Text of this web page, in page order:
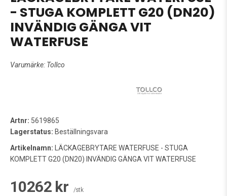
- STUGA KOMPLETT G20 (DN20)
INVÄNDIG GÄNGA VIT
WATERFUSE
Varumärke: Tollco
Artnr: 5619865
Lagerstatus: Beställningsvara
Artikelnamn: LÄCKAGEBRYTARE WATERFUSE - STUGA
KOMPLETT G20 (DN20) INVÄNDIG GÄNGA VIT WATERFUSE
10262 kr /stk